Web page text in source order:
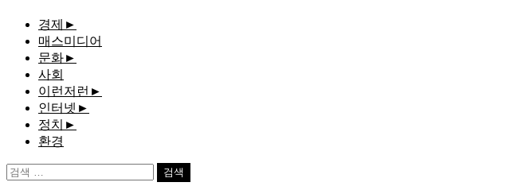
경제 ►
매스미디어
문화►
사회
이런저런 ►
인터넷 ►
정치 ►
환경
검